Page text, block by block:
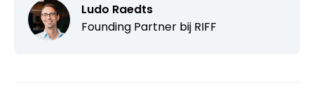
Ludo Raedts
Founding Partner bij RIFF